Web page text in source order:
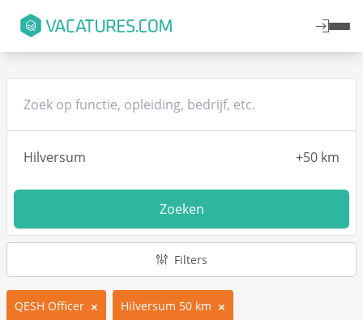
Zoeken
Filters
QESH Officer Hilversum 50 km